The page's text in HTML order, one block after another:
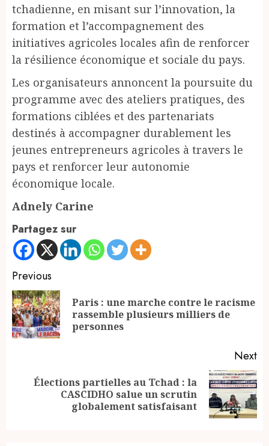
tchadienne, en misant sur l’innovation, la
formation et l’accompagnement des
initiatives agricoles locales afin de renforcer
la résilience économique et sociale du pays.
Les organisateurs annoncent la poursuite du
programme avec des ateliers pratiques, des
formations ciblées et des partenariats
destinés à accompagner durablement les
jeunes entrepreneurs agricoles à travers le
pays et renforcer leur autonomie
économique locale.
Adnely Carine
Partagez sur
Continue
Reading
Previous
Paris : une marche contre le racisme
rassemble plusieurs milliers de
personnes
Next
Next
Élections partielles au Tchad : la
CASCIDHO salue un scrutin
globalement satisfaisant